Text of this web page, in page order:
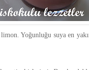
Yoğunluğu suya en